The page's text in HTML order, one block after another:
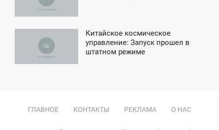
Китайское космическое
управление: Запуск прошел в
штатном режиме
ГЛАВНОЕ КОНТАКТЫ РЕКЛАМА О НАС